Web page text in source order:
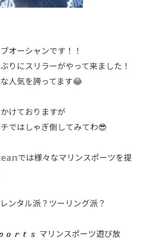
オーシャンです！！
りにスリラーがやって来ました！
人気を誇ってます😂
けておりますが
ではしゃぎ倒してみてわ😎
では様々なマリンスポーツを提
ンタル派？ツーリング派？
マリンスポーツ遊び放